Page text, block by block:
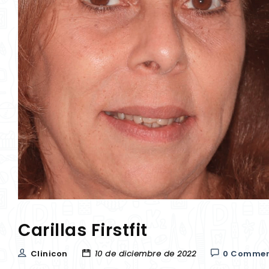
Carillas Firstfit
Clinicon 10 de diciembre de 2022 0